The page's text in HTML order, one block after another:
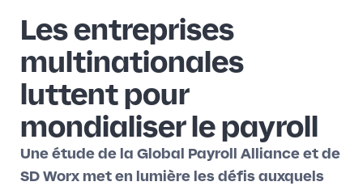
Les entreprises
multinationales
luttent pour
mondialiser le payroll
Une étude de la Global Payroll Alliance et de
SD Worx met en lumière les défis auxquels